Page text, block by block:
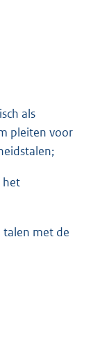
als
pleiten voor
het
talen met de